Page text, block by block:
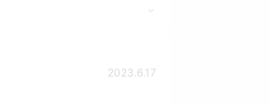
2023.6.17